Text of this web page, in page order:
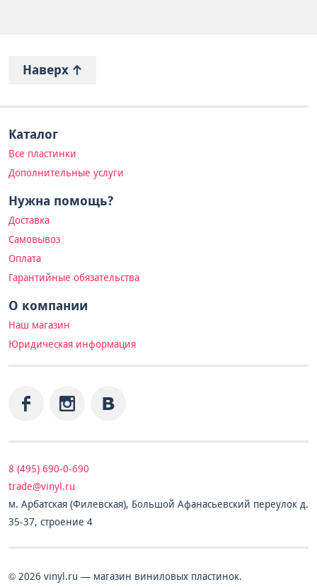
Наверх
Каталог
Все пластинки
Дополнительные услуги
Нужна помощь?
Доставка
Самовывоз
Оплата
Гарантийные обязательства
О компании
Наш магазин
Юридическая информация
8 (495) 690-0-690
trade@vinyl.ru
м. Арбатская (Филевская), Большой Афанасьевский переулок д.
35-37, строение 4
© 2026 vinyl.ru — магазин виниловых пластинок.